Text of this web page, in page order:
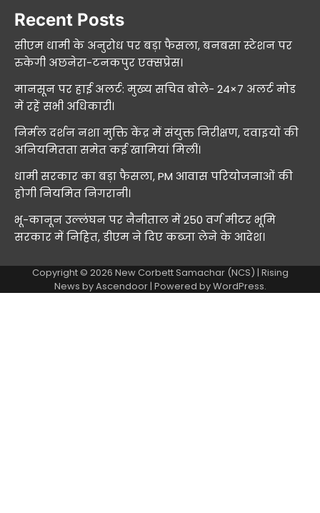
Recent Posts
सीएम धामी के अनुरोध पर बड़ा फैसला, बनबसा स्टेशन पर
रुकेगी अछनेरा-टनकपुर एक्सप्रेस।
मानसून पर हाई अलर्ट: मुख्य सचिव बोले- 24×7 अलर्ट मोड
में रहें सभी अधिकारी।
निर्मल दर्शन नशा मुक्ति केंद्र में संयुक्त निरीक्षण, दवाइयों की
अनियमितता समेत कई खामियां मिलीं।
धामी सरकार का बड़ा फैसला, PM आवास परियोजनाओं की
होगी नियमित निगरानी।
भू-कानून उल्लंघन पर नैनीताल में 250 वर्ग मीटर भूमि
सरकार में निहित, डीएम ने दिए कब्जा लेने के आदेश।
Copyright © 2026 New Corbett Samachar (NCS) | Rising
News byAscendoor| Powered byWordPress.